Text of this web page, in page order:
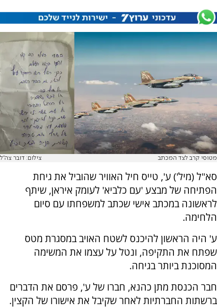
מטוסי קרב לצד המכתב צילום: דובר צה"ל
סא"ל (מיל') ע', טייס חיל האוויר שהוביל את גיחת
הפתיחה של מבצע 'עם כלביא' לעומק איראן, שיתף
לראשונה במכתב אישי שכתב למשפחתו עם סיום
הלחימה.
ע' היה הראשון להיכנס לשטח האויב במסגרת מטס
שפתח את התקיפה, ונטל על עצמו את המשימה
המסוכנת ביותר בגיחה.
חבר הכנסת מתן כהנא, חברו של ע', פרסם את הדברים
ברשתות החברתיות לאחר שקיבל את אישורו של הקצין.